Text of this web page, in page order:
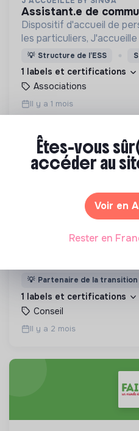
assistant.e de
Dispositif d'accueil de
les particuliers,
l'accueil de plus de 1000
parcours d'inclusion en
💡 Structure de l’ESS
1 labels et certifications
Associations
Il y a 1 mois
rayonnement
ambitions dans un juste
performance et relations
épanouissantes.
💡 Partenaire de la transition
1 labels et certifications
Conseil
Il y a 2 mois
Êtes-vous
accéder au
Voir en
Rester en